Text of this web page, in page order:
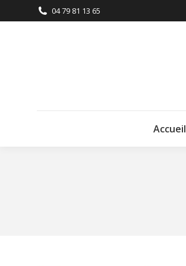
04 79 81 13 65
Accueil